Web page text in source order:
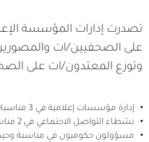
تصدرت إدارات المؤسسة
وتوزع المعتدون/ات على
إدارة مؤسسات إعلامية في 3 مناسبات.
نشطاء التواصل الاجتماعي في 2 مناسبات.
مسؤولون حكوميون في مناسبة